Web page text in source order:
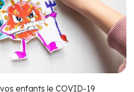
enfants le COVID-19